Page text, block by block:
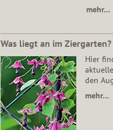
mehr…
Was liegt an im Ziergarten?
Hier
den
mehr…